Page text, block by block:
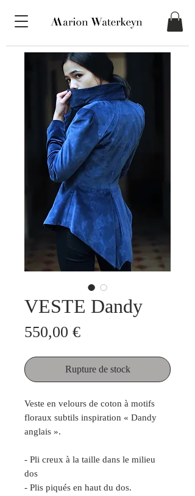
VESTE Dandy
550,00 €Prix
Rupture de stock
Veste en velours de coton à motifs
floraux subtils inspiration « Dandy
anglais ».
- Pli creux à la taille dans le milieu
dos
- Plis piqués en haut du dos.